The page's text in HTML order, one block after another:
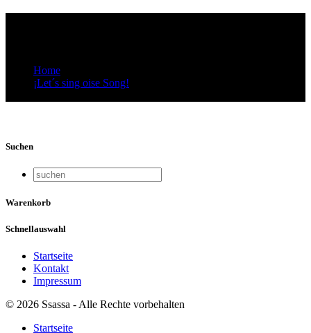
Home
¡Let´s sing oise Song!
Suchen
Warenkorb
Schnellauswahl
Startseite
Kontakt
Impressum
© 2026 Ssassa - Alle Rechte vorbehalten
Startseite